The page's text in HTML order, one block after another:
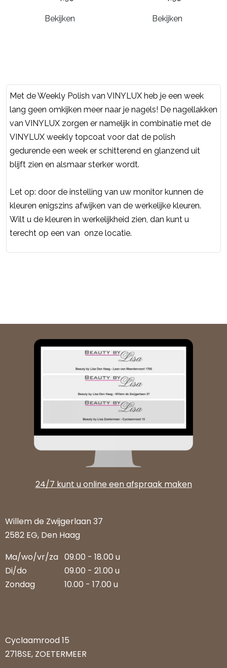
Bekijken Bekijken
Met de Weekly Polish van VINYLUX heb je een week
lang geen omkijken meer naar je nagels! De nagellakken
van VINYLUX zorgen er namelijk in combinatie met de
VINYLUX weekly topcoat voor dat de polish
gedurende een week er schitterend en glanzend uit
blijft zien en alsmaar sterker wordt.
Let op: door de instelling van uw monitor kunnen de
kleuren enigszins afwijken van de werkelijke kleuren.
Wilt u de kleuren in werkelijkheid zien, dan kunt u
terecht op een van onze locatie.
24/7 kunt u online een afspraak maken
Willem de Zwijgerlaan 37
2582 EG, Den Haag
Ma/wo/vr/za 09.00 - 18.00 u
Di/do
09.00 - 21.00 u
Zondag
10.00 - 17.00 u
Cyclaamrood 15
2718SE, ZOETERMEER